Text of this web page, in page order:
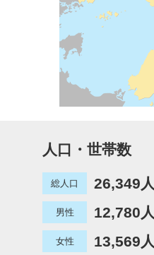
人口・世帯数
総人口 26,349人
男性 12,780人
女性 13,569人